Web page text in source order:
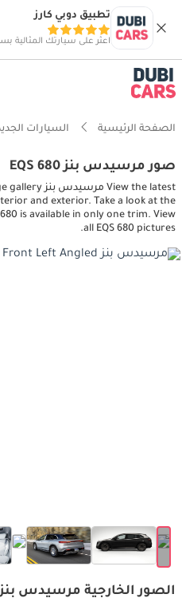
تطبيق دوبي كارز
اعثر على سيارتك المثالية
الصفحة الرئيسية السيارات
صور مرسيدس بنز EQS 680
and exterior. Take a look at the
is available in only one trim. View
all EQS 680 pictures.
الصور الخارجية مرسيدس بنز EQS 680